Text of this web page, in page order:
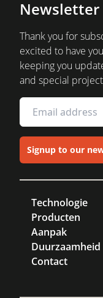
Newsletter
Thank you for
excited to have
keeping you
and special
Signup to our
Technologie
Producten
Aanpak
Duurzaamheid
Contact